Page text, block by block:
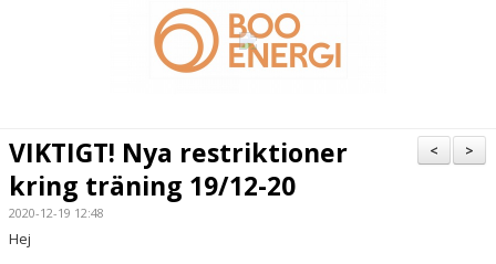
OM KLUBBEN
>
<
VIKTIGT! Nya restriktioner
kring träning 19/12-20
2020-12-19 12:48
Hej